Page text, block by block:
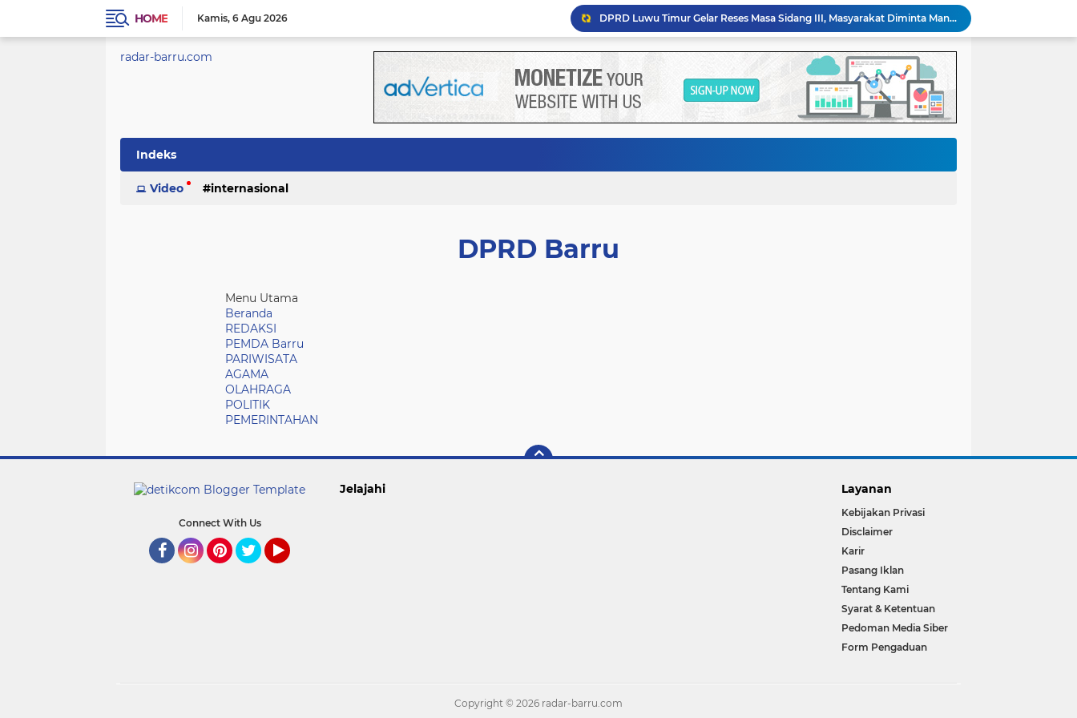
HOME Kamis 6 Agu 2026
DPRD Luwu Timur Gelar Reses Masa Sidang III, Masyarakat Diminta Manfaatkan Kesempatan Sampaikan Aspirasi
Kapolres Barru Pimpin Sertijab Sejumlah Pejabat Utama dan Kapolsek Jajaran, Perkuat Kinerja Organisasi
Bupati Andi Ina, Apresiasi Dedikasi Para Taruna Akmil Mendampingi Siswa SRT 1
Bupati Andi Ina, Apresiasi Pembentukan Tim Pengawasan Penggunaan Bahasa Indonesia
radar-barru.com
Indeks
Video internasional
DPRD Barru
Menu Utama
Beranda
REDAKSI
PEMDA Barru
PARIWISATA
AGAMA
OLAHRAGA
POLITIK
PEMERINTAHAN
Connect With Us
Jelajahi Layanan
Kebijakan Privasi
Disclaimer
Karir
Pasang Iklan
Tentang Kami
Syarat & Ketentuan
Pedoman Media Siber
Form Pengaduan
Copyright © 2026 radar-barru.com